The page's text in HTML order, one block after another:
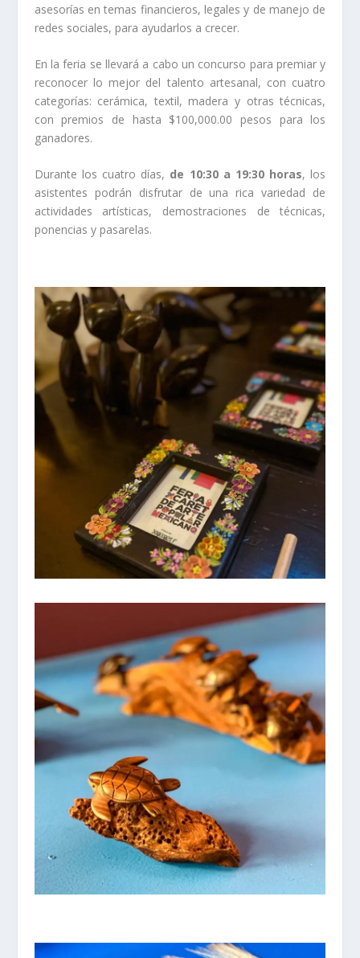
asesorías en temas financieros, legales y de manejo de
redes sociales, para ayudarlos a crecer.
En la feria se llevará a cabo un concurso para premiar y
reconocer lo mejor del talento artesanal, con cuatro
categorías: cerámica, textil, madera y otras técnicas,
con premios de hasta $100,000.00 pesos para los
ganadores.
Durante los cuatro días, de 10:30 a 19:30 horas, los
asistentes podrán disfrutar de una rica variedad de
actividades artísticas, demostraciones de técnicas,
ponencias y pasarelas.